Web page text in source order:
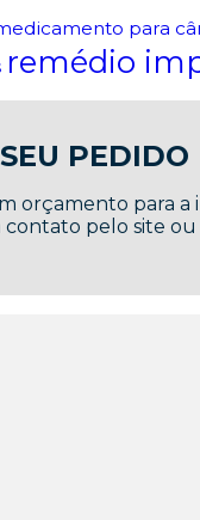
para
remédio
PEDIDO
orçamento para
pelo site ou